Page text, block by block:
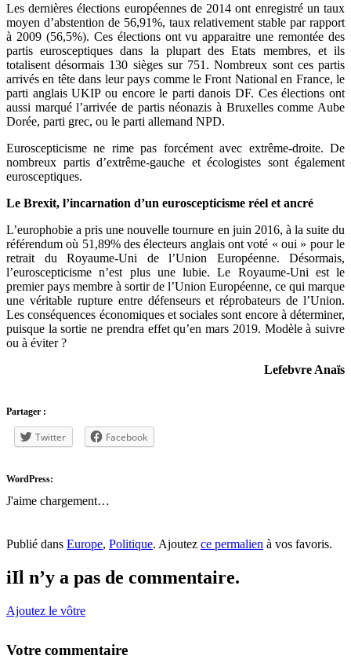
Les dernières élections européennes de 2014 ont enregistré un taux
moyen d’abstention de 56,91%, taux relativement stable par rapport
à 2009 (56,5%). Ces élections ont vu apparaitre une remontée des
partis eurosceptiques dans la plupart des Etats membres, et ils
totalisent désormais 130 sièges sur 751. Nombreux sont ces partis
arrivés en tête dans leur pays comme le Front National en France, le
parti anglais UKIP ou encore le parti danois DF. Ces élections ont
aussi marqué l’arrivée de partis néonazis à Bruxelles comme Aube
Dorée, parti grec, ou le parti allemand NPD.
Euroscepticisme ne rime pas forcément avec extrême-droite. De
nombreux partis d’extrême-gauche et écologistes sont également
eurosceptiques.
Le Brexit, l’incarnation d’un euroscepticisme réel et ancré
L’europhobie a pris une nouvelle tournure en juin 2016, à la suite du
référendum où 51,89% des électeurs anglais ont voté « oui » pour le
retrait du Royaume-Uni de l’Union Européenne. Désormais,
l’euroscepticisme n’est plus une lubie. Le Royaume-Uni est le
premier pays membre à sortir de l’Union Européenne, ce qui marque
une véritable rupture entre défenseurs et réprobateurs de l’Union.
Les conséquences économiques et sociales sont encore à déterminer,
puisque la sortie ne prendra effet qu’en mars 2019. Modèle à suivre
ou à éviter ?
Lefebvre Anaïs
Partager :
Twitter Facebook
WordPress:
J'aime chargement…
Publié dans Europe, Politique. Ajoutez ce permalien à vos favoris.
iIl n’y a pas de commentaire.
Ajoutez le vôtre
Votre commentaire